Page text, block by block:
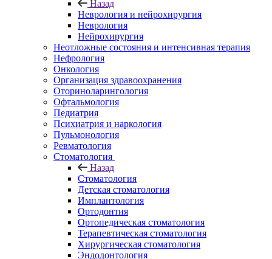
Назад
Неврология и нейрохирургия
Неврология
Нейрохирургия
Неотложные состояния и интенсивная терапия
Нефрология
Онкология
Организация здравоохранения
Оториноларингология
Офтальмология
Педиатрия
Психиатрия и наркология
Пульмонология
Ревматология
Стоматология
Назад
Стоматология
Детская стоматология
Имплантология
Ортодонтия
Ортопедическая стоматология
Терапевтическая стоматология
Хирургическая стоматология
Эндодонтология